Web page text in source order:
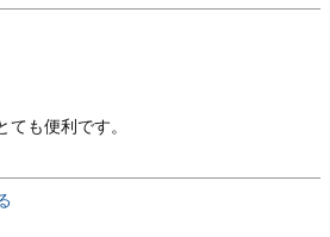
え、とても便利です。